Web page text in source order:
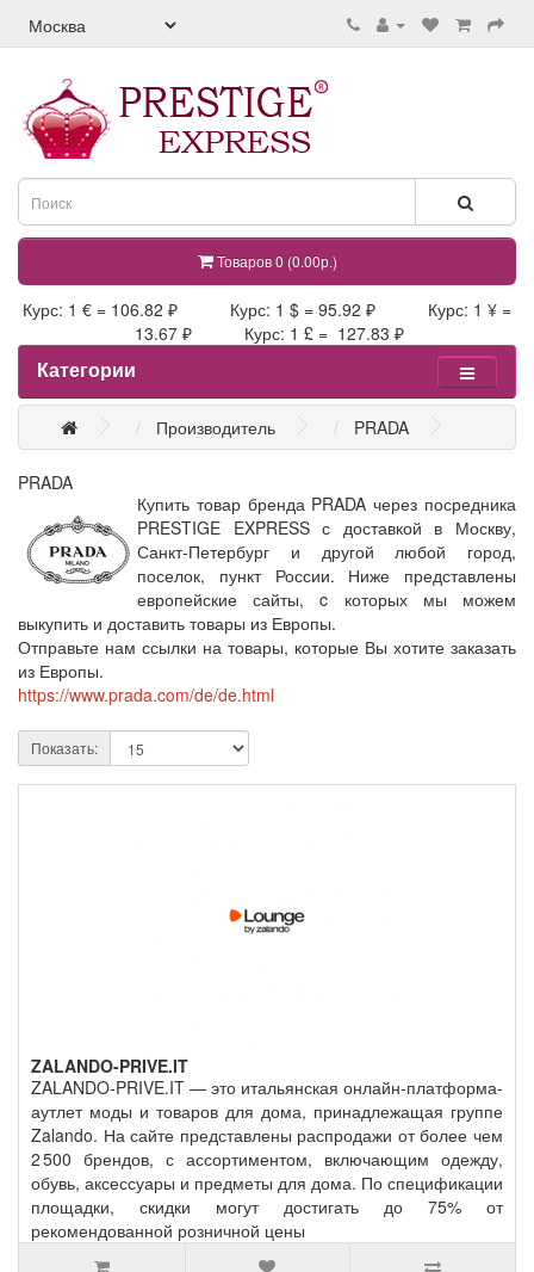
Товаров 0 (0.00р.)
Курс: 1 € = 106.82 ₽ Курс: 1 $ = 95.92 ₽ Курс: 1 ¥ =
13.67 ₽ Курс: 1 £ = 127.83 ₽
Категории
Производитель PRADA
PRADA
Купить товар бренда PRADA через посредника
PRESTIGE EXPRESS с доставкой в Москву,
Санкт-Петербург и другой любой город,
поселок, пункт России. Ниже представлены
европейские сайты, c которых мы можем
выкупить и доставить товары из Европы.
Отправьте нам ссылки на товары, которые Вы хотите заказать
из Европы.
https://www.prada.com/de/de.html
Показать:
ZALANDO-PRIVE.IT
ZALANDO-PRIVE.IT — это итальянская онлайн‑платформа-
аутлет моды и товаров для дома, принадлежащая группе
Zalando. На сайте представлены распродажи от более чем
2 500 брендов, с ассортиментом, включающим одежду,
обувь, аксессуары и предметы для дома. По спецификации
площадки, скидки могут достигать до 75% от
рекомендованной розничной цены